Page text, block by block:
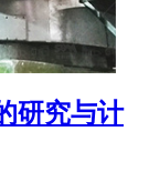
研究与计